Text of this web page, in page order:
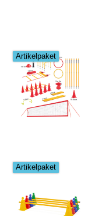
Artikelpaket
Artikelpaket